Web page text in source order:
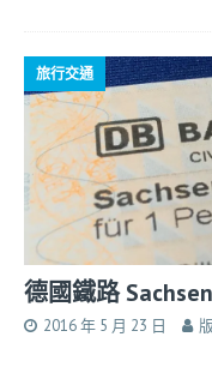
旅行交通
德國鐵路
2016 年 5 月 23 日